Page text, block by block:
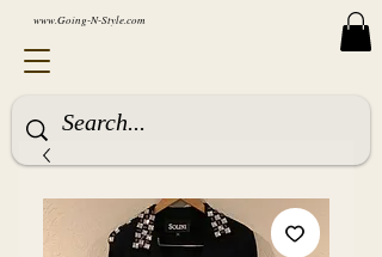
www.Going-N-Style.com